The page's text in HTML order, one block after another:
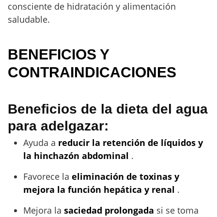
consciente de hidratación y alimentación
saludable.
BENEFICIOS Y
CONTRAINDICACIONES
Beneficios de la dieta del agua
para adelgazar:
Ayuda a reducir la retención de líquidos y
la hinchazón abdominal .
Favorece la eliminación de toxinas y
mejora la función hepática y renal .
Mejora la saciedad prolongada si se toma